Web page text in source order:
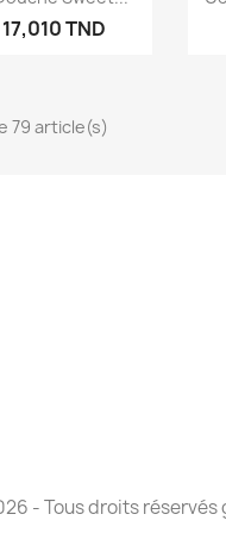
17,010 TND
79 article(s)
- Tous droits